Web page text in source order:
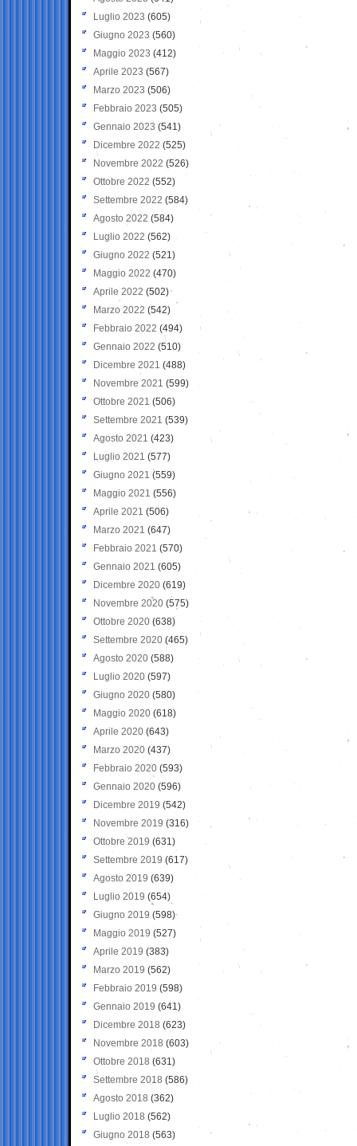
Luglio 2023 (605)
Giugno 2023 (560)
Maggio 2023 (412)
Aprile 2023 (567)
Marzo 2023 (506)
Febbraio 2023 (505)
Gennaio 2023 (541)
Dicembre 2022 (525)
Novembre 2022 (526)
Ottobre 2022 (552)
Settembre 2022 (584)
Agosto 2022 (584)
Luglio 2022 (562)
Giugno 2022 (521)
Maggio 2022 (470)
Aprile 2022 (502)
Marzo 2022 (542)
Febbraio 2022 (494)
Gennaio 2022 (510)
Dicembre 2021 (488)
Novembre 2021 (599)
Ottobre 2021 (506)
Settembre 2021 (539)
Agosto 2021 (423)
Luglio 2021 (577)
Giugno 2021(559)
Maggio 2021 (556)
Aprile 2021 (506)
Marzo 2021 (647)
Febbraio 2021 (570)
Gennaio 2021 (605)
Dicembre 2020 (619)
Novembre 2020 (575)
Ottobre 2020 (638)
Settembre 2020(465)
Agosto 2020 (588)
Luglio 2020 (597)
Giugno 2020 (580)
Maggio 2020 (618)
Aprile 2020 (643)
Marzo 2020 (437)
Febbraio 2020 (593)
Gennaio 2020 (596)
Dicembre 2019 (542)
Novembre 2019 (316)
Ottobre 2019 (631)
Settembre 2019 (617)
Agosto 2019 (639)
Luglio 2019 (654)
Giugno 2019 (598)
Maggio 2019 (527)
Aprile 2019 (383)
Marzo 2019 (562)
Febbraio 2019 (598)
Gennaio 2019 (641)
Dicembre 2018 (623)
Novembre 2018 (603)
Ottobre 2018 (631)
Settembre 2018 (586)
Agosto 2018 (362)
Luglio 2018 (562)
Giugno 2018 (563)